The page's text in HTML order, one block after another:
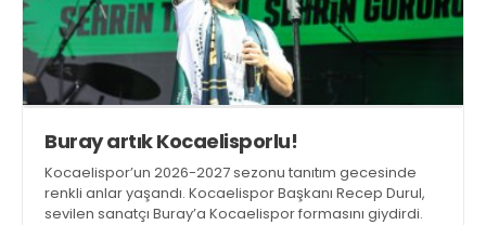
Buray artık Kocaelisporlu!
Kocaelispor’un 2026-2027 sezonu tanıtım gecesinde
renkli anlar yaşandı. Kocaelispor Başkanı Recep Durul,
sevilen sanatçı Buray’a Kocaelispor formasını giydirdi.